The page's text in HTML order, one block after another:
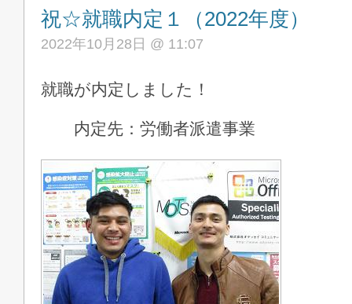
祝☆就職内定１（2022年度）
2022年10月28日 @ 11:07
就職が内定しました！
内定先：労働者派遣事業